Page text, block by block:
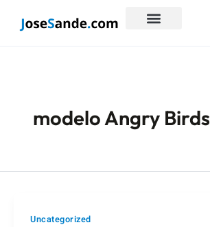
modelo Angry Birds
Uncategorized